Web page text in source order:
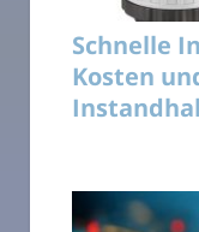
Schnelle
Kosten